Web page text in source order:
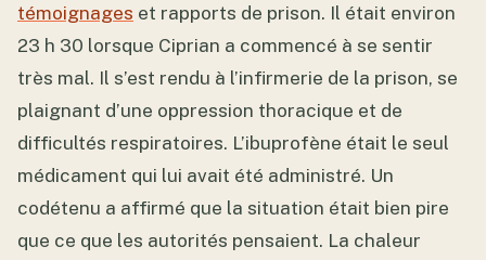
témoignages et rapports de prison. Il était environ
23 h 30 lorsque Ciprian a commencé à se sentir
très mal. Il s’est rendu à l’infirmerie de la prison, se
plaignant d’une oppression thoracique et de
difficultés respiratoires. L’ibuprofène était le seul
médicament qui lui avait été administré. Un
codétenu a affirmé que la situation était bien pire
que ce que les autorités pensaient. La chaleur